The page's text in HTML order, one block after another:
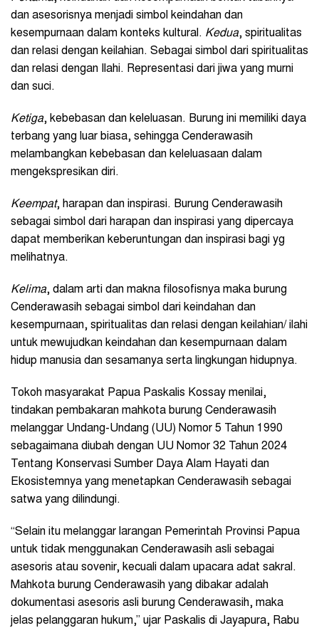
dan asesorisnya menjadi simbol keindahan dan
kesempurnaan dalam konteks kultural. Kedua, spiritualitas
dan relasi dengan keilahian. Sebagai simbol dari spiritualitas
dan relasi dengan Ilahi. Representasi dari jiwa yang murni
dan suci.
Ketiga, kebebasan dan keleluasan. Burung ini memiliki daya
terbang yang luar biasa, sehingga Cenderawasih
melambangkan kebebasan dan keleluasaan dalam
mengekspresikan diri.
Keempat, harapan dan inspirasi. Burung Cenderawasih
sebagai simbol dari harapan dan inspirasi yang dipercaya
dapat memberikan keberuntungan dan inspirasi bagi yg
melihatnya.
Kelima, dalam arti dan makna filosofisnya maka burung
Cenderawasih sebagai simbol dari keindahan dan
kesempurnaan, spiritualitas dan relasi dengan keilahian/ ilahi
untuk mewujudkan keindahan dan kesempurnaan dalam
hidup manusia dan sesamanya serta lingkungan hidupnya.
Tokoh masyarakat Papua Paskalis Kossay menilai,
tindakan pembakaran mahkota burung Cenderawasih
melanggar Undang-Undang (UU) Nomor 5 Tahun 1990
sebagaimana diubah dengan UU Nomor 32 Tahun 2024
Tentang Konservasi Sumber Daya Alam Hayati dan
Ekosistemnya yang menetapkan Cenderawasih sebagai
satwa yang dilindungi.
“Selain itu melanggar larangan Pemerintah Provinsi Papua
untuk tidak menggunakan Cenderawasih asli sebagai
asesoris atau sovenir, kecuali dalam upacara adat sakral.
Mahkota burung Cenderawasih yang dibakar adalah
dokumentasi asesoris asli burung Cenderawasih, maka
jelas pelanggaran hukum,” ujar Paskalis di Jayapura, Rabu